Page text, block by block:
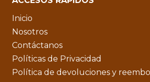
Inicio
Nosotros
Contáctanos
Políticas de Privacidad
Política de devoluciones y